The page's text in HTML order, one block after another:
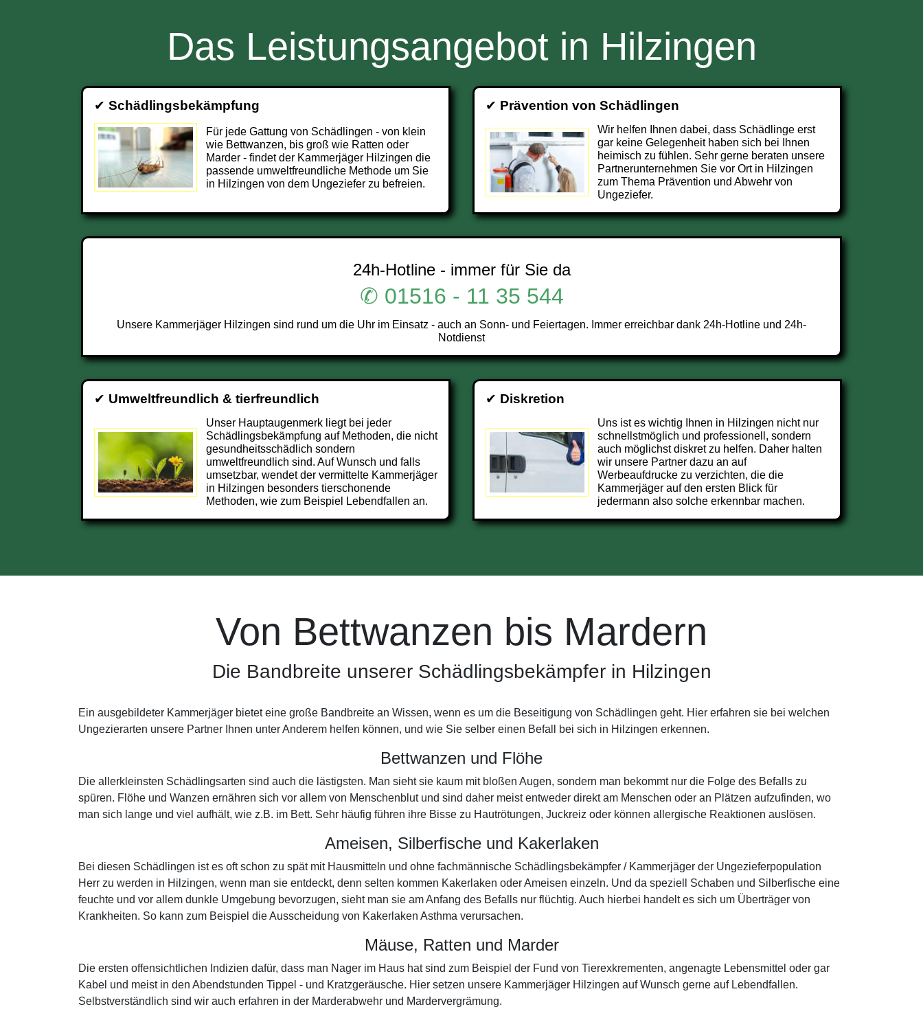
Das Leistungsangebot in Hilzingen
✔ Schädlingsbekämpfung
Für jede Gattung von Schädlingen - von klein
wie Bettwanzen, bis groß wie Ratten oder
Marder - findet der Kammerjäger Hilzingen die
passende umweltfreundliche Methode um Sie
in Hilzingen von dem Ungeziefer zu befreien.
✔ Prävention von Schädlingen
Wir helfen Ihnen dabei, dass Schädlinge erst
gar keine Gelegenheit haben sich bei Ihnen
heimisch zu fühlen. Sehr gerne beraten unsere
Partnerunternehmen Sie vor Ort in Hilzingen
zum Thema Prävention und Abwehr von
Ungeziefer.
24h-Hotline - immer für Sie da
✆ 01516 - 11 35 544
Unsere Kammerjäger Hilzingen sind rund um die Uhr im Einsatz - auch an Sonn- und Feiertagen. Immer erreichbar dank 24h-Hotline und 24h-
Notdienst
✔ Umweltfreundlich & tierfreundlich
Unser Hauptaugenmerk liegt bei jeder
Schädlingsbekämpfung auf Methoden, die nicht
gesundheitsschädlich sondern
umweltfreundlich sind. Auf Wunsch und falls
umsetzbar, wendet der vermittelte Kammerjäger
in Hilzingen besonders tierschonende
Methoden, wie zum Beispiel Lebendfallen an.
✔ Diskretion
Uns ist es wichtig Ihnen in Hilzingen nicht nur
schnellstmöglich und professionell, sondern
auch möglichst diskret zu helfen. Daher halten
wir unsere Partner dazu an auf
Werbeaufdrucke zu verzichten, die die
Kammerjäger auf den ersten Blick für
jedermann also solche erkennbar machen.
Von Bettwanzen bis Mardern
Die Bandbreite unserer Schädlingsbekämpfer in Hilzingen
Ein ausgebildeter Kammerjäger bietet eine große Bandbreite an Wissen, wenn es um die Beseitigung von Schädlingen geht. Hier erfahren sie bei welchen
Ungezierarten unsere Partner Ihnen unter Anderem helfen können, und wie Sie selber einen Befall bei sich in Hilzingen erkennen.
Bettwanzen und Flöhe
Die allerkleinsten Schädlingsarten sind auch die lästigsten. Man sieht sie kaum mit bloßen Augen, sondern man bekommt nur die Folge des Befalls zu
spüren. Flöhe und Wanzen ernähren sich vor allem von Menschenblut und sind daher meist entweder direkt am Menschen oder an Plätzen aufzufinden, wo
man sich lange und viel aufhält, wie z.B. im Bett. Sehr häufig führen ihre Bisse zu Hautrötungen, Juckreiz oder können allergische Reaktionen auslösen.
Ameisen, Silberfische und Kakerlaken
Bei diesen Schädlingen ist es oft schon zu spät mit Hausmitteln und ohne fachmännische Schädlingsbekämpfer / Kammerjäger der Ungezieferpopulation
Herr zu werden in Hilzingen, wenn man sie entdeckt, denn selten kommen Kakerlaken oder Ameisen einzeln. Und da speziell Schaben und Silberfische eine
feuchte und vor allem dunkle Umgebung bevorzugen, sieht man sie am Anfang des Befalls nur flüchtig. Auch hierbei handelt es sich um Überträger von
Krankheiten. So kann zum Beispiel die Ausscheidung von Kakerlaken Asthma verursachen.
Mäuse, Ratten und Marder
Die ersten offensichtlichen Indizien dafür, dass man Nager im Haus hat sind zum Beispiel der Fund von Tierexkrementen, angenagte Lebensmittel oder gar
Kabel und meist in den Abendstunden Tippel - und Kratzgeräusche. Hier setzen unsere Kammerjäger Hilzingen auf Wunsch gerne auf Lebendfallen.
Selbstverständlich sind wir auch erfahren in der Marderabwehr und Mardervergrämung.